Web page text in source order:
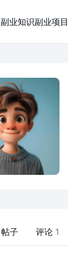
副业知识副业项目
帖子 评论 1